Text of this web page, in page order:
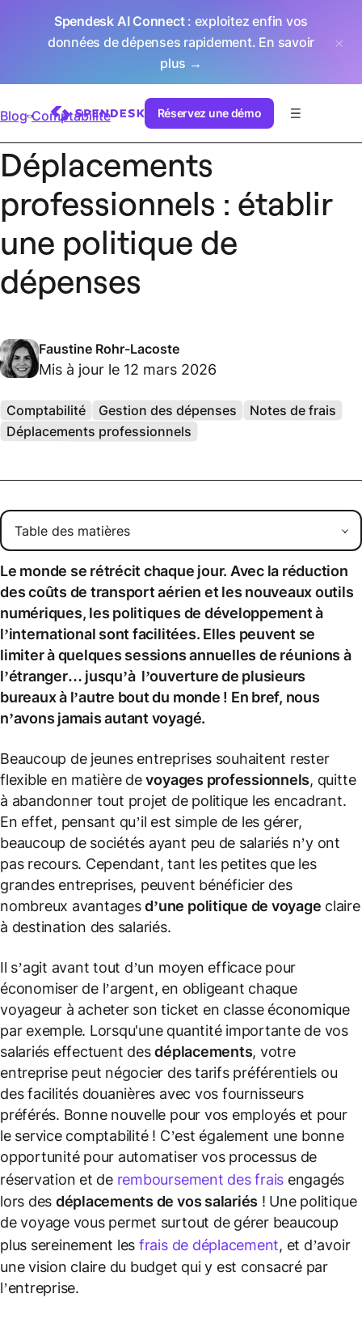
Spendesk AI Connect: exploitez enfin vos
données de dépenses rapidement. En savoir
plus →
Réservez une démo
Blog Comptabilité
Déplacements
professionnels : établir
une politique de
dépenses
Faustine Rohr-Lacoste
Mis à jour le 12 mars 2026
Comptabilité Gestion des dépenses
Notes de frais
Déplacements professionnels
Le monde se rétrécit chaque jour. Avec la réduction
des coûts de transport aérien et les nouveaux outils
numériques, les politiques de développement à
l’international sont facilitées. Elles peuvent se
limiter à quelques sessions annuelles de réunions à
l’étranger… jusqu’à l’ouverture de plusieurs
bureaux à l’autre bout du monde ! En bref, nous
n’avons jamais autant voyagé.
Beaucoup de jeunes entreprises souhaitent rester
flexible en matière devoyages professionnels, quitte
à abandonner tout projet de politique les encadrant.
En effet, pensant qu’il est simple de les gérer,
beaucoup de sociétés ayant peu de salariés n’y ont
pas recours. Cependant, tant les petites que les
grandes entreprises, peuvent bénéficier des
nombreux avantagesd’une politique de voyage claire
à destination des salariés.
Il s’agit avant tout d’un moyen efficace pour
économiser de l’argent, en obligeant chaque
voyageur à acheter son ticket en classe économique
par exemple. Lorsqu'une quantité importante de vos
salariés effectuent desdéplacements, votre
entreprise peut négocier des tarifs préférentiels ou
des facilités douanières avec vos fournisseurs
préférés. Bonne nouvelle pour vos employés et pour
le service comptabilité ! C’est également une bonne
opportunité pour automatiser vos processus de
réservation et de remboursement des frais engagés
lors des déplacements de vos salariés ! Une politique
de voyage vous permet surtout de gérer beaucoup
plus sereinement les frais de déplacement, et d’avoir
une vision claire du budget qui y est consacré par
l’entreprise.